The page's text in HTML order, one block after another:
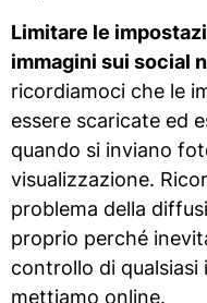
Limitare le
immagini sui social
ricordiamoci che le
essere scaricate ed
quando si inviano
visualizzazione.
problema della
proprio perché
controllo di
mettiamo online.